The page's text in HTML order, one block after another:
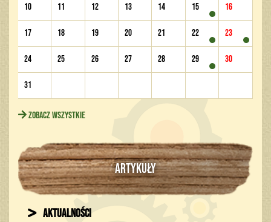
10 11 12 13 14 15 16
17 18 19 20 21 22 23
24 25 26 27 28 29 30
31
Zobacz wszystkie
ARTYKUŁY
Aktualności